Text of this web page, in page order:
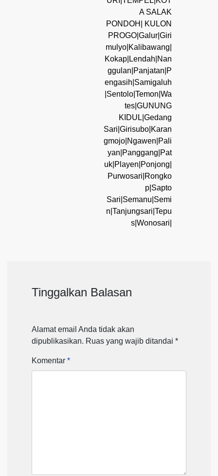
A SALAK
PONDOH| KULON
PROGO|Galur|Giri
mulyo|Kalibawang|
Kokap|Lendah|Nan
ggulan|Panjatan|P
engasih|Samigaluh
|Sentolo|Temon|Wa
tes|GUNUNG
KIDUL|Gedang
Sari|Girisubo|Karan
gmojo|Ngawen|Pali
yan|Panggang|Pat
uk|Playen|Ponjong|
Purwosari|Rongko
p|Sapto
Sari|Semanu|Semi
n|Tanjungsari|Tepu
s|Wonosari|
Tinggalkan Balasan
Alamat email Anda tidak akan
dipublikasikan. Ruas yang wajib ditandai *
Komentar *